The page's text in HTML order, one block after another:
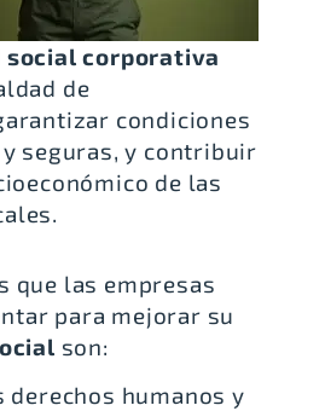
social corporativa
de
condiciones
seguras, y contribuir
de las
que las empresas
para mejorar su
son:
derechos humanos y